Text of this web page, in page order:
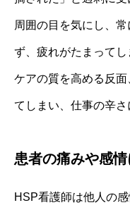
周囲の目を気にし、
ず、疲れがたまって
ケアの質を高める反
てしまい、仕事の辛さ
患者の痛みや感
HSP看護師は他人の